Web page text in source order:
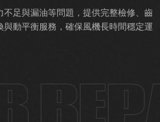
不足與漏油等問題，提供完整檢修、齒
與動平衡服務，確保風機長時間穩定運